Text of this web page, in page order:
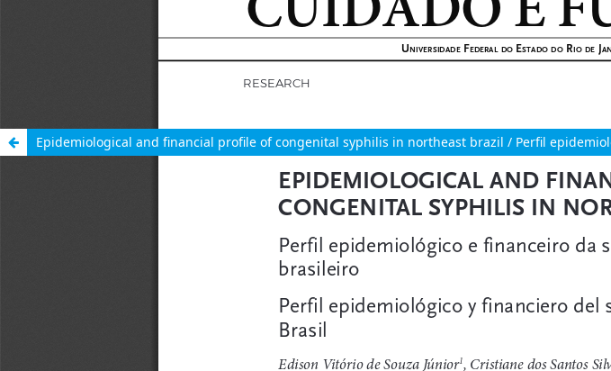
Epidemiological and financial profile of congenital syphilis in northeast brazil / Perfil